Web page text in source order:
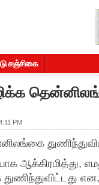
சஞ்சிகை
PM
ஆக்கிரமித்து,